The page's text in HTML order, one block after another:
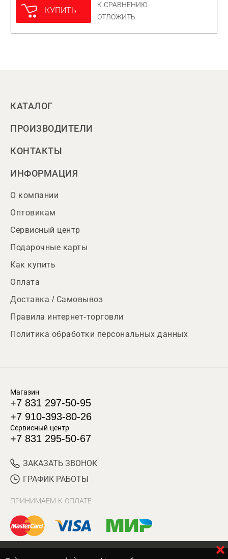
КУПИТЬ
К СРАВНЕНИЮ
ОТЛОЖИТЬ
КАТАЛОГ
ПРОИЗВОДИТЕЛИ
КОНТАКТЫ
ИНФОРМАЦИЯ
О компании
Оптовикам
Сервисный центр
Подарочные карты
Как купить
Оплата
Доставка / Самовывоз
Правила интернет-торговли
Политика обработки персональных данных
Магазин
+7 831 297-50-95
+7 910-393-80-26
Сервисный центр
+7 831 295-50-67
ЗАКАЗАТЬ ЗВОНОК
ГРАФИК РАБОТЫ
ПРИНИМАЕМ К ОПЛАТЕ